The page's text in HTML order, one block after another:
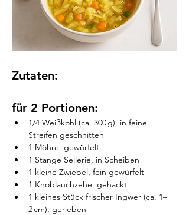
Zutaten:
für 2 Portionen:
1/4 Weißkohl (ca. 300 g), in feine
Streifen geschnitten
1 Möhre, gewürfelt
1 Stange Sellerie, in Scheiben
1 kleine Zwiebel, fein gewürfelt
1 Knoblauchzehe, gehackt
1 kleines Stück frischer Ingwer (ca. 1–
2 cm), gerieben